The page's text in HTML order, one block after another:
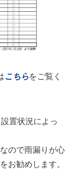
こちらをご覧く
置状況によっ
ので雨漏りが心
お勧めします。